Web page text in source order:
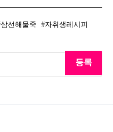
삼선해물죽
자취생레시피
등록